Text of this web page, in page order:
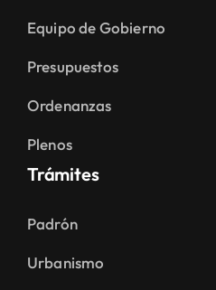
Equipo de Gobierno
Presupuestos
Ordenanzas
Plenos
Trámites
Padrón
Urbanismo